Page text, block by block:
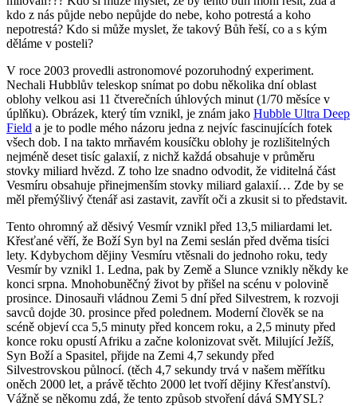
kdo z nás půjde nebo nepůjde do nebe, koho potrestá a koho
nepotrestá? Kdo si může myslet, že takový Bůh řeší, co a s kým
děláme v posteli?
V roce 2003 provedli astronomové pozoruhodný experiment.
Nechali Hubblův teleskop snímat po dobu několika dní oblast
oblohy velkou asi 11 čtverečních úhlových minut (1/70 měsíce v
úplňku). Obrázek, který tím vznikl, je znám jako Hubble Ultra Deep
Field a je to podle mého názoru jedna z nejvíc fascinujících fotek
všech dob. I na takto mrňavém kousíčku oblohy je rozlišitelných
nejméně deset tisíc galaxií, z nichž každá obsahuje v průměru
stovky miliard hvězd. Z toho lze snadno odvodit, že viditelná část
Vesmíru obsahuje přinejmenším stovky miliard galaxií… Zde by se
měl přemýšlivý čtenář asi zastavit, zavřít oči a zkusit si to představit.
Tento ohromný až děsivý Vesmír vznikl před 13,5 miliardami let.
Křesťané věří, že Boží Syn byl na Zemi seslán před dvěma tisíci
lety. Kdybychom dějiny Vesmíru vtěsnali do jednoho roku, tedy
Vesmír by vznikl 1. Ledna, pak by Země a Slunce vznikly někdy ke
konci srpna. Mnohobuněčný život by přišel na scénu v polovině
prosince. Dinosauři vládnou Zemi 5 dní před Silvestrem, k rozvoji
savců dojde 30. prosince před polednem. Moderní člověk se na
scéně objeví cca 5,5 minuty před koncem roku, a 2,5 minuty před
konce roku opustí Afriku a začne kolonizovat svět. Milující Ježíš,
Syn Boží a Spasitel, přijde na Zemi 4,7 sekundy před
Silvestrovskou půlnocí. (těch 4,7 sekundy trvá v našem měřítku
oněch 2000 let, a právě těchto 2000 let tvoří dějiny Křesťanství).
Vážně se někomu zdá, že tento způsob stvoření dává SMYSL?